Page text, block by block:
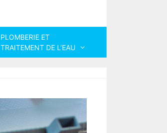
PLOMBERIE ET
TRAITEMENT DE L’EAU